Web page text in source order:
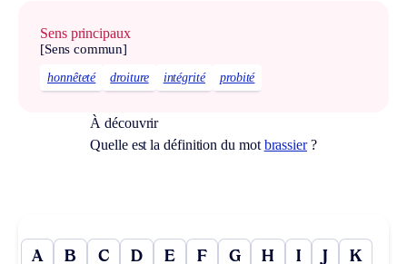
Sens principaux
[Sens commun]
honnêteté droiture intégrité probité
À découvrir
Quelle est la définition du mot brassier?
A B C D E F G H I J K